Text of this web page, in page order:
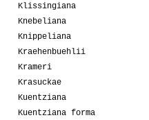
Klissingiana
Knebeliana
Knippeliana
Kraehenbuehlii
Krameri
Krasuckae
Kuentziana
Kuentziana forma